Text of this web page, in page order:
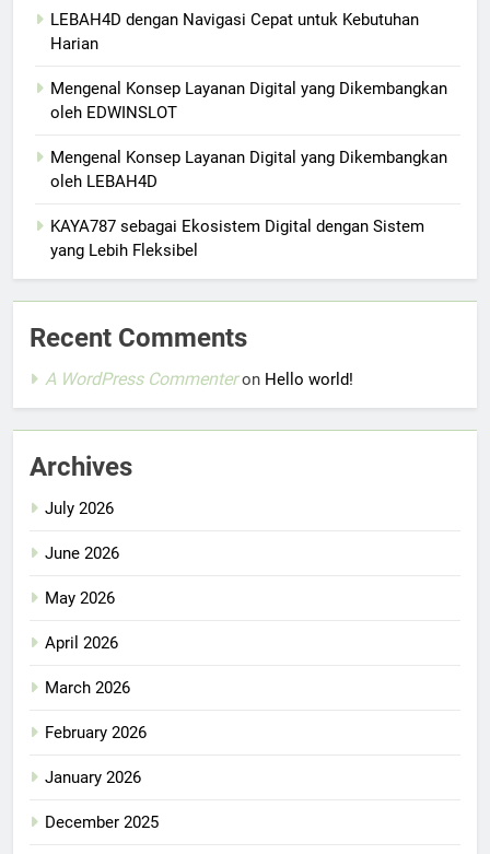
LEBAH4D dengan Navigasi Cepat untuk Kebutuhan
Harian
Mengenal Konsep Layanan Digital yang Dikembangkan
oleh EDWINSLOT
Mengenal Konsep Layanan Digital yang Dikembangkan
oleh LEBAH4D
KAYA787 sebagai Ekosistem Digital dengan Sistem
yang Lebih Fleksibel
Recent Comments
A WordPress Commenteron Hello world!
Archives
July 2026
June 2026
May 2026
April 2026
March 2026
February 2026
January 2026
December 2025